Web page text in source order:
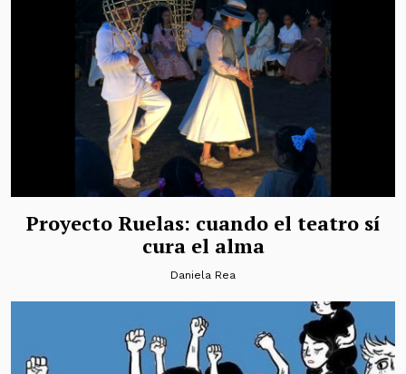
Proyecto Ruelas: cuando el teatro sí
cura el alma
Daniela Rea